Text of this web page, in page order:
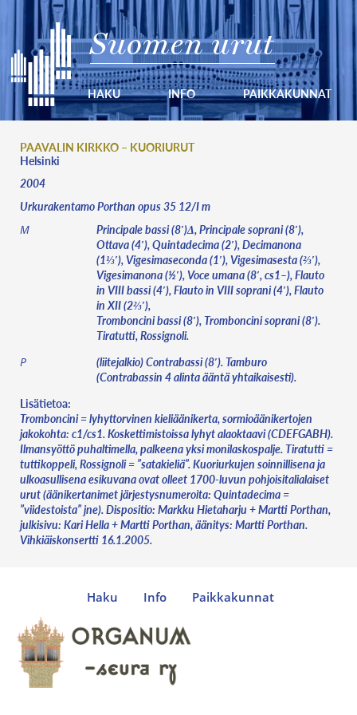
Suomen urut
HAKU INFO PAIKKAKUNNAT
PAAVALIN KIRKKO – KUORIURUT
Helsinki
2004
Urkurakentamo Porthan opus 35 12/I m
M
Principale bassi (8′)Δ, Principale soprani (8′),
Ottava (4′), Quintadecima (2′), Decimanona
(1⅓′), Vigesimaseconda (1′), Vigesimasesta (⅔′),
Vigesimanona (½′), Voce umana (8′, cs1–), Flauto
in VIII bassi (4′), Flauto in VIII soprani (4′), Flauto
in XII (2⅔′),
Tromboncini bassi (8′), Tromboncini soprani (8′).
Tiratutti, Rossignoli.
P
(liitejalkio) Contrabassi (8′). Tamburo
(Contrabassin 4 alinta ääntä yhtaikaisesti).
Lisätietoa:
Tromboncini = lyhyttorvinen kieliäänikerta, sormioäänikertojen
jakokohta: c1/cs1. Koskettimistoissa lyhyt alaoktaavi (CDEFGABH).
Ilmansyöttö puhaltimella, palkeena yksi monilaskospalje. Tiratutti =
tuttikoppeli, Rossignoli = ”satakieliä”. Kuoriurkujen soinnillisena ja
ulkoasullisena esikuvana ovat olleet 1700-luvun pohjoisitalialaiset
urut (äänikertanimet järjestysnumeroita: Quintadecima =
”viidestoista” jne). Dispositio: Markku Hietaharju + Martti Porthan,
julkisivu: Kari Hella + Martti Porthan, äänitys: Martti Porthan.
Vihkiäiskonsertti 16.1.2005.
Haku Info Paikkakunnat